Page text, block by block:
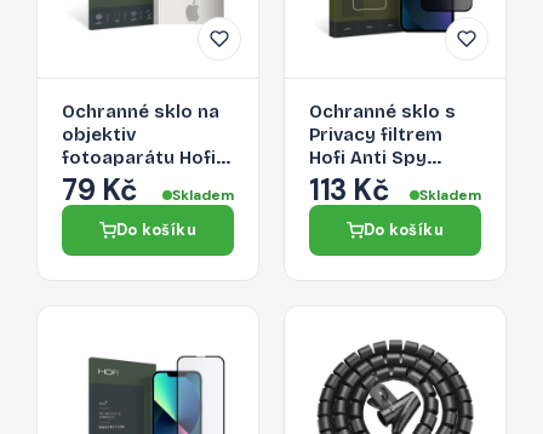
Ochranné sklo na
objektiv
fotoaparátu Hofi
Cam Pro+ Apple
iPhone 13 mini/13 -
79 Kč Skladem
Do košíku
Ochranné sklo s
Privacy filtrem
Hofi Anti Spy
Glass Pro+ pro
Apple iPhone 13
113 Kč Skladem
Do košíku